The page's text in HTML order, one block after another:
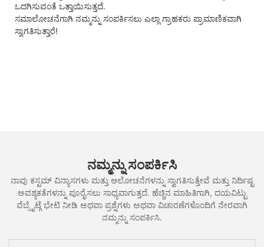
ಒದಗಿಸುವಂತೆ ಒತ್ತಾಯಿಸುತ್ತದೆ.
ಸಮಾಲೋಚನೆಗಾಗಿ ನಮ್ಮನ್ನು ಸಂಪರ್ಕಿಸಲು ಎಲ್ಲಾ ಗ್ರಾಹಕರು ಪ್ರಾಮಾಣಿಕವಾಗಿ
ಸ್ವಾಗತಿಸುತ್ತಾರೆ!
ನಮ್ಮನ್ನು ಸಂಪರ್ಕಿಸಿ
ನಾವು ಕಸ್ಟಮ್ ವಿನ್ಯಾಸಗಳು ಮತ್ತು ಆಲೋಚನೆಗಳನ್ನು ಸ್ವಾಗತಿಸುತ್ತೇವೆ ಮತ್ತು ನಿರ್ದಿಷ್ಟ
ಅವಶ್ಯಕತೆಗಳನ್ನು ಪೂರೈಸಲು ಸಾಧ್ಯವಾಗುತ್ತದೆ. ಹೆಚ್ಚಿನ ಮಾಹಿತಿಗಾಗಿ, ದಯವಿಟ್ಟು
ವೆಬ್ಸೈಟ್ಗೆ ಭೇಟಿ ನೀಡಿ ಅಥವಾ ಪ್ರಶ್ನೆಗಳು ಅಥವಾ ವಿಚಾರಣೆಗಳೊಂದಿಗೆ ನೇರವಾಗಿ
ನಮ್ಮನ್ನು ಸಂಪರ್ಕಿಸಿ.